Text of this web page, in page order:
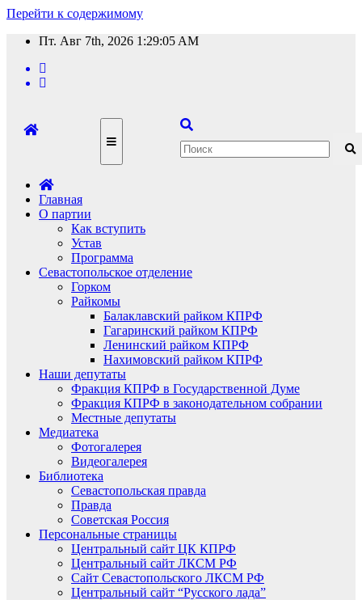
Перейти к содержимому
Пт. Авг 7th, 2026 1:29:06 AM
Главная
О партии
Как вступить
Устав
Программа
Севастопольское отделение
Горком
Райкомы
Балаклавский райком КПРФ
Гагаринский райком КПРФ
Ленинский райком КПРФ
Нахимовский райком КПРФ
Наши депутаты
Фракция КПРФ в Государственной Думе
Фракция КПРФ в законодательном собрании
Местные депутаты
Медиатека
Фотогалерея
Видеогалерея
Библиотека
Севастопольская правда
Правда
Советская Россия
Персональные страницы
Центральный сайт ЦК КПРФ
Центральный сайт ЛКСМ РФ
Сайт Севастопольского ЛКСМ РФ
Центральный сайт “Русского лада”